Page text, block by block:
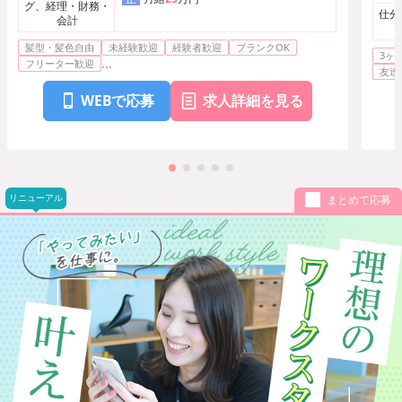
グ、経理・財務・
会計
髪型・髪色自由 未経験歓迎 経験者歓迎
ブランクOK
フリーター歓迎
...
WEBで応募 求人詳細を見る
仕
3ヶ
友達
リニューアル まとめて応募